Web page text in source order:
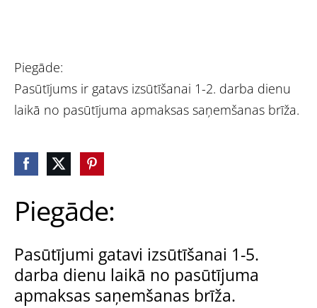
Piegāde:
Pasūtījumi gatavi izsūtīšanai 1-5.
darba dienu laikā no pasūtījuma
apmaksas saņemšanas brīža.
Piegāde:
Pasūtījums ir gatavs izsūtīšanai 1-2. darba dienu
laikā no pasūtījuma apmaksas saņemšanas brīža.